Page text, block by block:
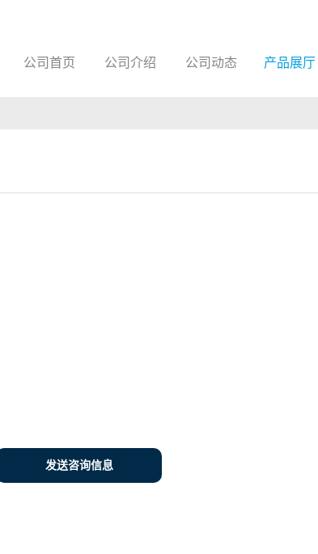
公司首页 公司介绍 公司动态 产品展厅
发送咨询信息